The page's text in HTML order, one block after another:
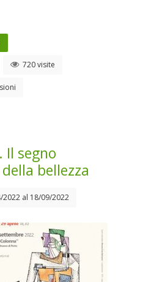
720 visite
Il segno
bellezza
2022 al 18/09/2022